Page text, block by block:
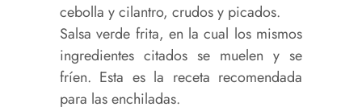
cebolla y cilantro, crudos y picados.
Salsa verde frita, en la cual los mismos
ingredientes citados se muelen y se
fríen. Esta es la receta recomendada
para las enchiladas.